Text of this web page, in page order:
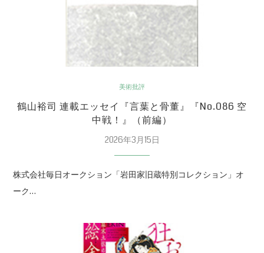
美術批評
鶴山裕司 連載エッセイ『言葉と骨董』『No.086 空
中戦！』（前編）
2026年3月15日
株式会社毎日オークション「岩田家旧蔵特別コレクション」オ
ーク…